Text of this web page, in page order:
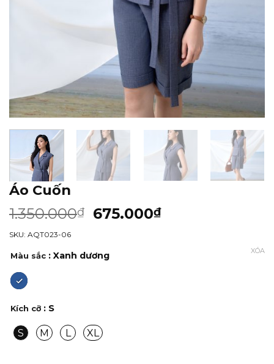
Áo Cuốn
1.350.000₫ 675.000₫
SKU: AQT023-06
Màu sắc : Xanh dương
Kích cỡ : S
S M L XL
XÓA